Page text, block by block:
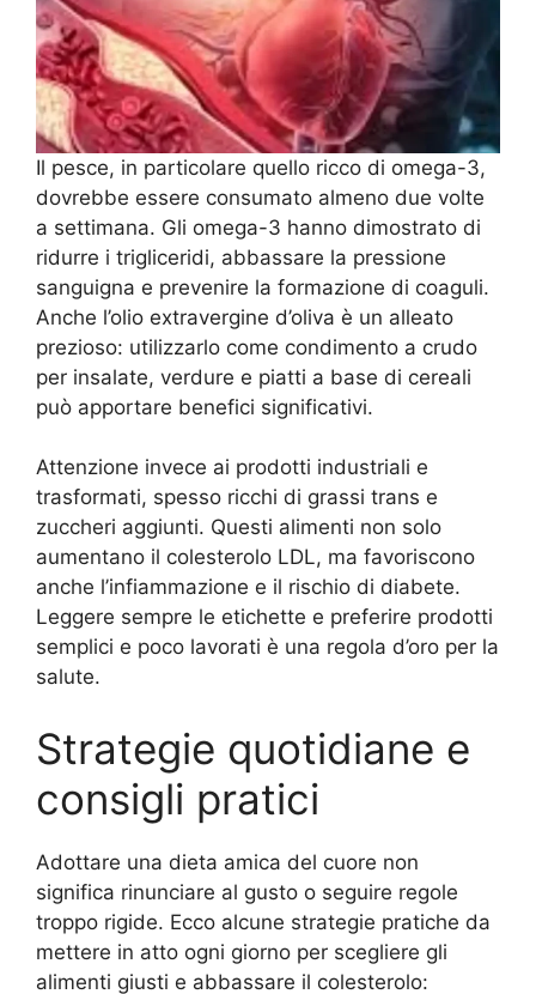
Il pesce, in particolare quello ricco di omega-3,
dovrebbe essere consumato almeno due volte
a settimana. Gli omega-3 hanno dimostrato di
ridurre i trigliceridi, abbassare la pressione
sanguigna e prevenire la formazione di coaguli.
Anche l’olio extravergine d’oliva è un alleato
prezioso: utilizzarlo come condimento a crudo
per insalate, verdure e piatti a base di cereali
può apportare benefici significativi.
Attenzione invece ai prodotti industriali e
trasformati, spesso ricchi di grassi trans e
zuccheri aggiunti. Questi alimenti non solo
aumentano il colesterolo LDL, ma favoriscono
anche l’infiammazione e il rischio di diabete.
Leggere sempre le etichette e preferire prodotti
semplici e poco lavorati è una regola d’oro per la
salute.
Strategie quotidiane e
consigli pratici
Adottare una dieta amica del cuore non
significa rinunciare al gusto o seguire regole
troppo rigide. Ecco alcune strategie pratiche da
mettere in atto ogni giorno per scegliere gli
alimenti giusti e abbassare il colesterolo: